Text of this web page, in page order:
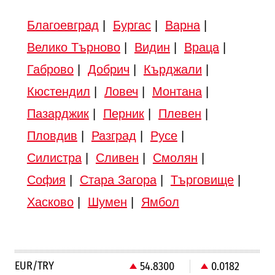
Благоевград Бургас| Варна|
Велико Търново| Видин Враца|
Габрово| Добрич Кърджали
Кюстендил
Ловеч Монтана|
Пазарджик| Перник| Плевен
Пловдив
Разград Русе|
Силистра| Сливен Смолян
София
Стара Загора| Търговище|
Хасково| Шумен Ямбол
EUR/TRY 54.8300
0.0182